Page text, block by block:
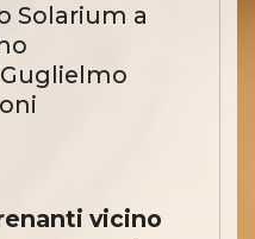
Solarium a
vicino